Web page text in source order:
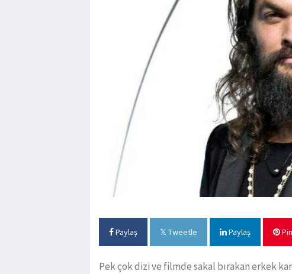
Paylaş Tweetle Paylaş
Pek çok dizi ve filmde sakal bırakan erkek